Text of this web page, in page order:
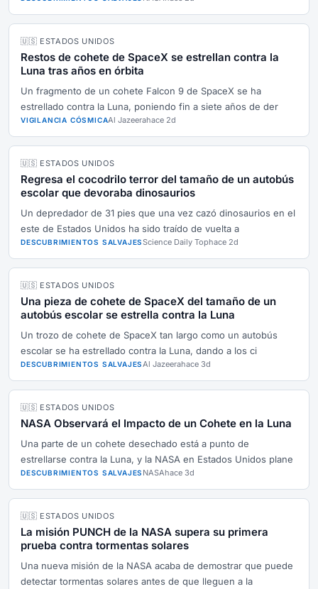
🇺🇸 ESTADOS UNIDOS
Restos de cohete de SpaceX se estrellan contra la
Luna tras años en órbita
Un fragmento de un cohete Falcon 9 de SpaceX se ha
estrellado contra la Luna, poniendo fin a siete años de der
VIGILANCIA CÓSMICAAl Jazeerahace 2d
🇺🇸 ESTADOS UNIDOS
Regresa el cocodrilo terror del tamaño de un autobús
escolar que devoraba dinosaurios
Un depredador de 31 pies que una vez cazó dinosaurios en el
este de Estados Unidos ha sido traído de vuelta a
DESCUBRIMIENTOS SALVAJESScience Daily Tophace 2d
🇺🇸 ESTADOS UNIDOS
Una pieza de cohete de SpaceX del tamaño de un
autobús escolar se estrella contra la Luna
Un trozo de cohete de SpaceX tan largo como un autobús
escolar se ha estrellado contra la Luna, dando a los ci
DESCUBRIMIENTOS SALVAJESAl Jazeerahace 3d
🇺🇸 ESTADOS UNIDOS
NASA Observará el Impacto de un Cohete en la Luna
Una parte de un cohete desechado está a punto de
estrellarse contra la Luna, y la NASA en Estados Unidos plane
DESCUBRIMIENTOS SALVAJES NASAhace 3d
🇺🇸 ESTADOS UNIDOS
La misión PUNCH de la NASA supera su primera
prueba contra tormentas solares
Una nueva misión de la NASA acaba de demostrar que puede
detectar tormentas solares antes de que lleguen a la